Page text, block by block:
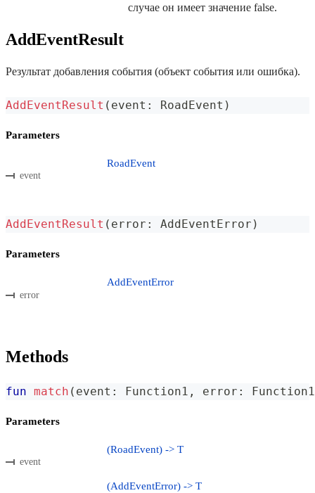
случае он имеет значение false.
AddEventResult
Результат добавления события (объект события или ошибка).
AddEventResult ( event : RoadEvent )
Parameters
event
RoadEvent
AddEventResult ( error : AddEventError )
Parameters
error
AddEventError
Methods
fun match ( event : Function1 , error : Function1
Parameters
event
(RoadEvent) -> T
(AddEventError) -> T